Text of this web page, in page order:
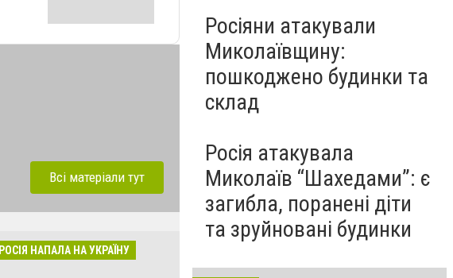
Всі матеріали тут
РОСІЯ НАПАЛА НА УКРАЇНУ
Росіяни атакували
Миколаївщину:
пошкоджено будинки та
склад
Росія атакувала
Миколаїв “Шахедами”: є
загибла, поранені діти
та зруйновані будинки